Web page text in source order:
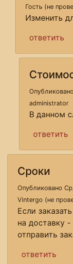
Гость (не
Изменить
ответить
administrator
В данном
ответить
Сроки
Опубликовано
Vintergo (не
Если
на доставку
отправить
ответить